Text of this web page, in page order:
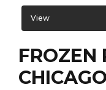
View
FROZEN
CHICAGO